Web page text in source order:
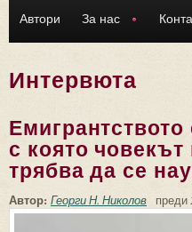
Автори За нас
Интервюта
с която човекът
трябва да се
Автор: Георги Н. Николов преди